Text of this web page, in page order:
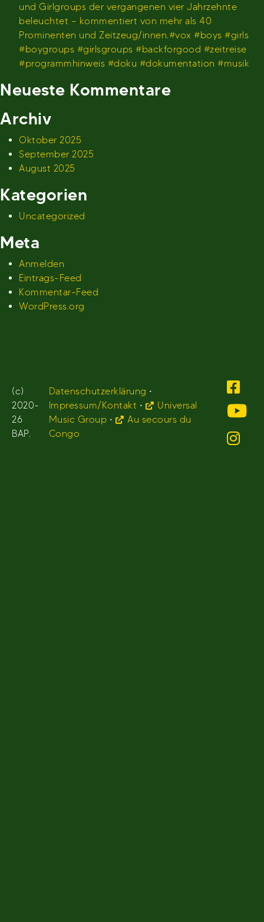
und Girlgroups der vergangenen vier Jahrzehnte
beleuchtet – kommentiert von mehr als 40
Prominenten und Zeitzeug/innen.#vox #boys #girls
#boygroups #girlsgroups #backforgood #zeitreise
#programmhinweis #doku #dokumentation #musik
Neueste Kommentare
Archiv
Oktober 2025
September 2025
August 2025
Kategorien
Uncategorized
Meta
Anmelden
Eintrags-Feed
Kommentar-Feed
WordPress.org
(c)
2020-
26
BAP.
Datenschutzerklärung •
Impressum/Kontakt •
Universal
Music Group •
Au secours du
Congo